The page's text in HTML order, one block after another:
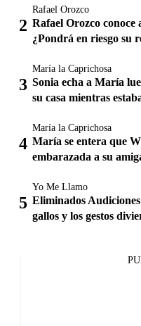
Rafael Orozco
Rafael Orozco
¿Pondrá en riesgo su
María la Caprichosa
Sonia echa a María
su casa mientras
María la Caprichosa
María se entera que
embarazada a su
Yo Me Llamo
Eliminados
gallos y los gestos